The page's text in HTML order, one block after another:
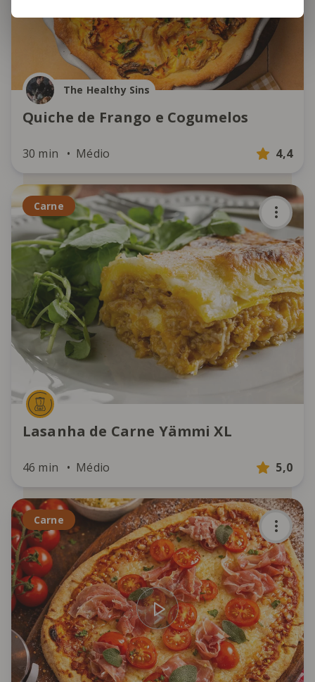
The Healthy Sins
Quiche de Frango e Cogumelos
30 min Médio 4,4
Carne
Lasanha de Carne Yämmi XL
46 min Médio 5,0
Carne